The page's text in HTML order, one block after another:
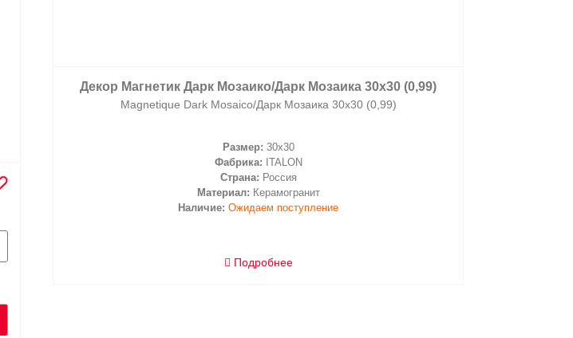
Декор Магнетик Дарк Мозаико/Дарк Мозаика 30х30 (0,99)
Magnetique Dark Mosaico/Дарк Мозаика 30х30 (0,99)
Размер: 30x30
Фабрика: ITALON
Страна: Россия
Материал: Керамогранит
Наличие: Ожидаем поступление
Подробнее